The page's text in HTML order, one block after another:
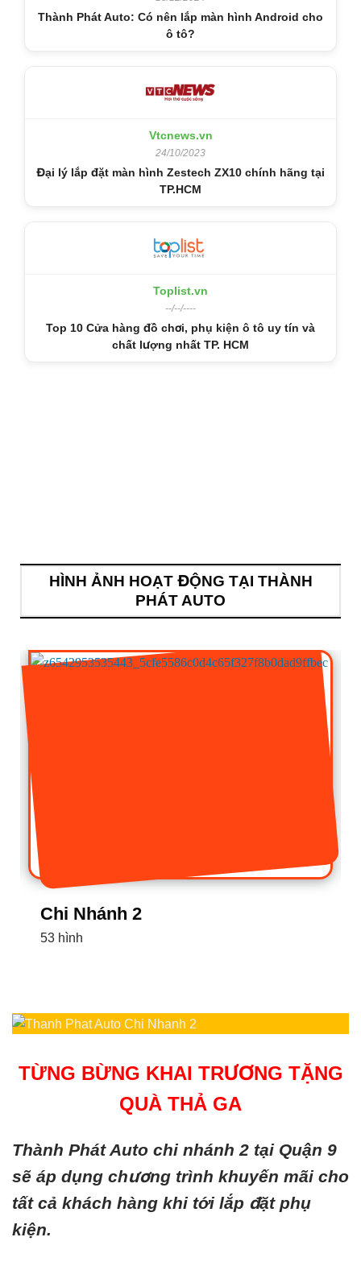
Thành Phát Auto: Có nên lắp màn hình Android cho
ô tô?
Vtcnews.vn
24/10/2023
Đại lý lắp đặt màn hình Zestech ZX10 chính hãng tại
TP.HCM
Toplist.vn
--/--/----
Top 10 Cửa hàng đồ chơi, phụ kiện ô tô uy tín và
chất lượng nhất TP. HCM
HÌNH ẢNH HOẠT ĐỘNG TẠI THÀNH
PHÁT AUTO
Chi Nhánh 1
16 hình
TỪNG BỪNG KHAI TRƯƠNG TẶNG
QUÀ THẢ GA
Thành Phát Auto chi nhánh 2 tại Quận 9
sẽ áp dụng chương trình khuyến mãi cho
tất cả khách hàng khi tới lắp đặt phụ
kiện.